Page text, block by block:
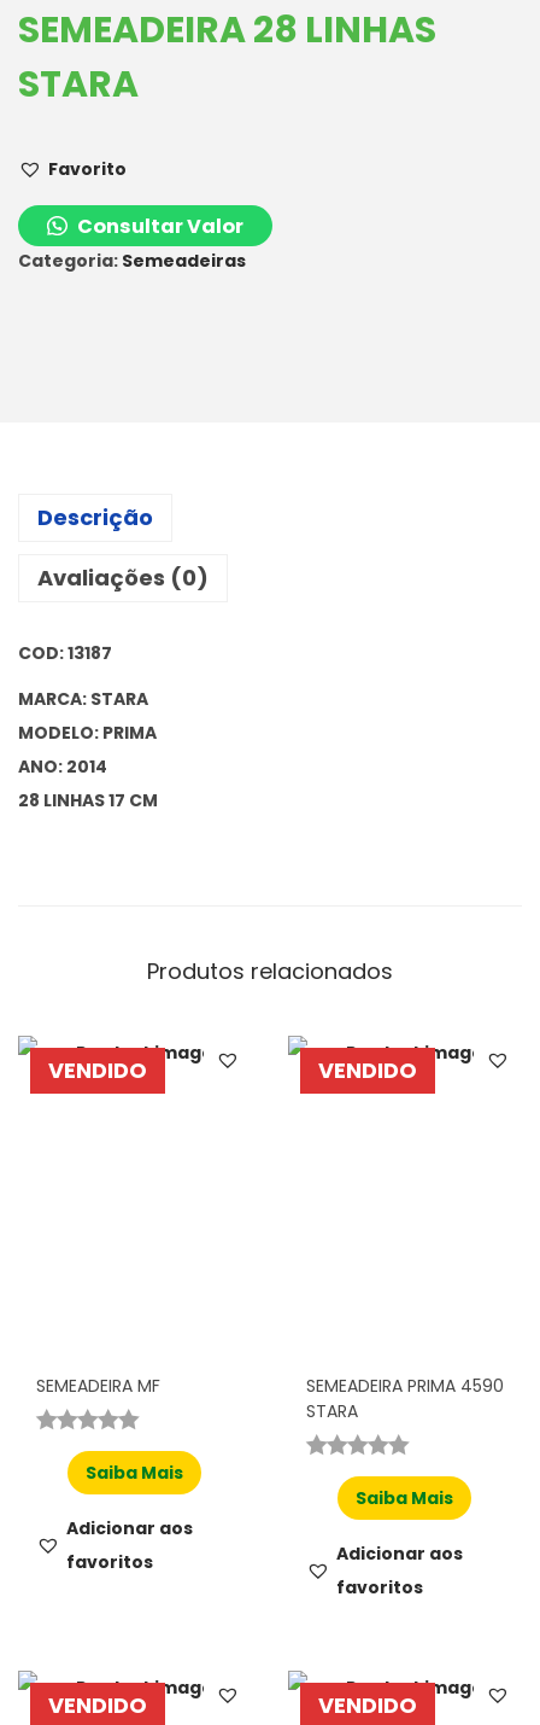
SEMEADEIRA 28 LINHAS
STARA
Favorito
Consultar Valor
Categoria: Semeadeiras
Descrição
Avaliações (0)
COD: 13187
MARCA: STARA
MODELO: PRIMA
ANO: 2014
28 LINHAS 17 CM
Produtos relacionados
VENDIDO
SEMEADEIRA MF
Saiba Mais
Adicionar aos
favoritos
VENDIDO
SEMEADEIRA PRIMA 4590
STARA
Saiba Mais
Adicionar aos
favoritos
VENDIDO VENDIDO